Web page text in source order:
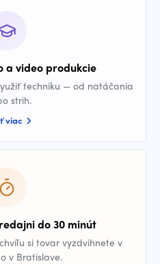
a video produkcie
techniku — od natáčania
strih.
viac
do 30 minút
si tovar vyzdvihnete v
v Bratislave.